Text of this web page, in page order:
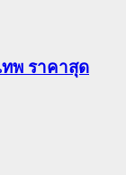
ทพ ราคาสุด